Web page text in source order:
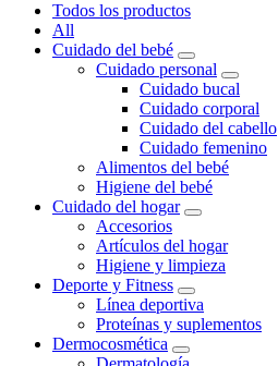
Todos los productos
All
Cuidado del bebé
Cuidado personal
Cuidado bucal
Cuidado corporal
Cuidado del cabello
Cuidado femenino
Alimentos del bebé
Higiene del bebé
Cuidado del hogar
Accesorios
Artículos del hogar
Higiene y limpieza
Deporte y Fitness
Línea deportiva
Proteínas y suplementos
Dermocosmética